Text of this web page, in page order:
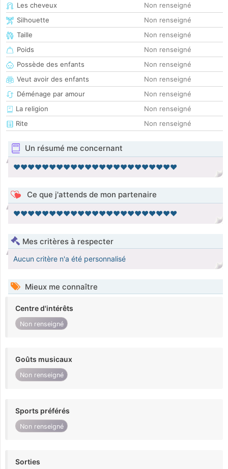
Les cheveux
Non renseigné
Silhouette
Non renseigné
Taille
Non renseigné
Poids
Non renseigné
Possède des enfants
Non renseigné
Veut avoir des enfants
Non renseigné
Déménage par amour
Non renseigné
La religion
Non renseigné
Rite
Non renseigné
Un résumé me concernant
❤❤❤❤❤❤❤❤❤❤❤❤❤❤❤❤❤❤❤❤❤❤❤
Ce que j'attends de mon partenaire
❤❤❤❤❤❤❤❤❤❤❤❤❤❤❤❤❤❤❤❤❤❤❤
Mes critères à respecter
Aucun critère n'a été personnalisé
Mieux me connaître
Centre d'intérêts
Non renseigné
Goûts musicaux
Non renseigné
Sports préférés
Non renseigné
Sorties